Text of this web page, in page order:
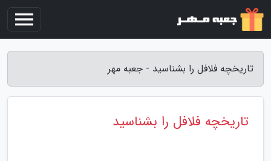
تاریخچه فلافل را بشناسید - جعبه مهر
تاریخچه فلافل را بشناسید